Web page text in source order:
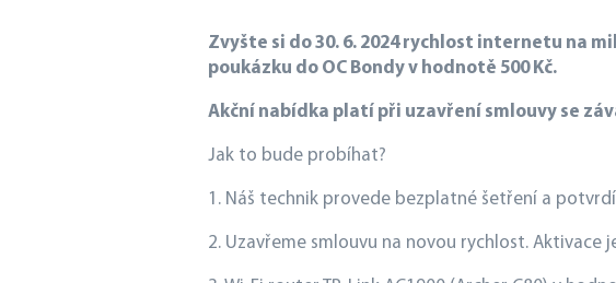
Zvyšte si do 30. 6. 2024 rychlost internetu na
poukázku do OC Bondy v hodnotě 500 Kč.
Akční nabídka platí při uzavření smlouvy se
Jak to bude probíhat?
1. Náš technik provede bezplatné šetření a
2. Uzavřeme smlouvu na novou rychlost. Aktivace